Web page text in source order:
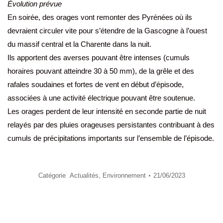
Évolution prévue
En soirée, des orages vont remonter des Pyrénées où ils
devraient circuler vite pour s’étendre de la Gascogne à l’ouest
du massif central et la Charente dans la nuit.
Ils apportent des averses pouvant être intenses (cumuls
horaires pouvant atteindre 30 à 50 mm), de la grêle et des
rafales soudaines et fortes de vent en début d’épisode,
associées à une activité électrique pouvant être soutenue.
Les orages perdent de leur intensité en seconde partie de nuit
relayés par des pluies orageuses persistantes contribuant à des
cumuls de précipitations importants sur l’ensemble de l’épisode.
Catégorie Actualités, Environnement 21/06/2023